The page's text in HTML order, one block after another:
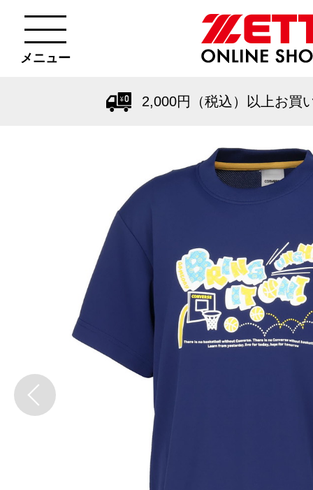
メニュー
2,000円（税込）以上お買